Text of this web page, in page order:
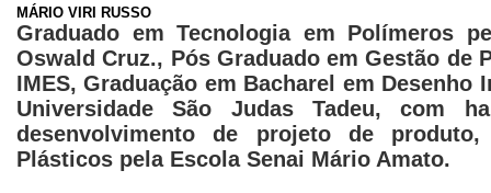
MÁRIO VIRI RUSSO
Graduado em Tecnologia em Polímeros
Oswald Cruz., Pós Graduado em Gestão de
IMES, Graduação em Bacharel em Desenho
Universidade São Judas Tadeu, com
desenvolvimento de projeto de
Plásticos pela Escola Senai Mário Amato.